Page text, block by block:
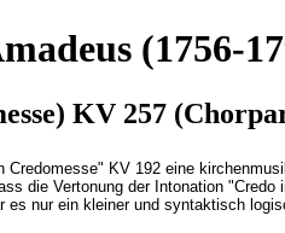
(1756-
KV 257
Credomesse" KV 192 eine
die Vertonung der Intonation
nur ein kleiner und syntaktisch